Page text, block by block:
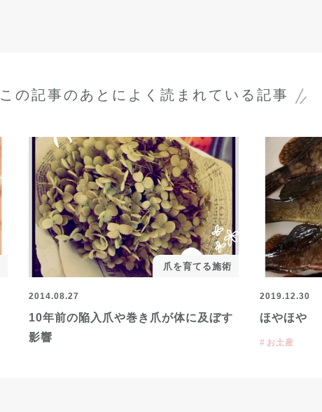
この記事のあとに よく読まれている記事
爪を育てる施術
2014.08.27
10年前の陥入爪や巻き爪が体に及ぼす
影響
2019.12.30
ほやほや
お土産